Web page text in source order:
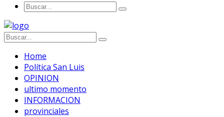
Home
Política San Luis
OPINION
ultimo momento
INFORMACION
provinciales